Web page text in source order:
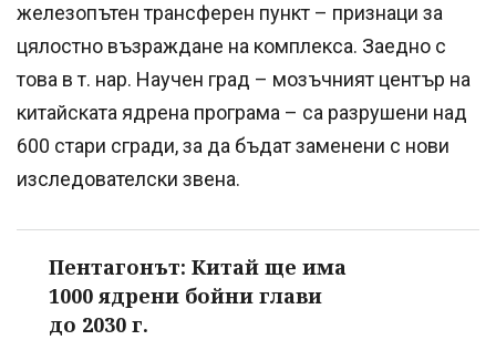
железопътен трансферен пункт – признаци за
цялостно възраждане на комплекса. Заедно с
това в т. нар. Научен град – мозъчният център на
китайската ядрена програма – са разрушени над
600 стари сгради, за да бъдат заменени с нови
изследователски звена.
Пентагонът: Китай ще има
1000 ядрени бойни глави
до 2030 г.